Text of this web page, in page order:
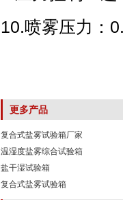
10.喷雾压力
更多产品
复合式盐雾试验箱厂家
温湿度盐雾综合试验箱
盐干湿试验箱
复合式盐雾试验箱